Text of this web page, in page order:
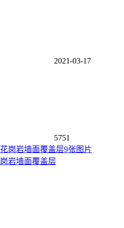
2021-03-17
5751
9张图片
岩墙面覆盖层